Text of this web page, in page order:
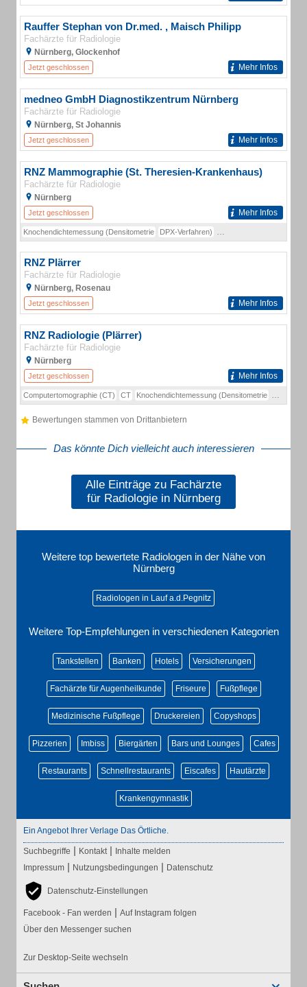
Rauffer Stephan von Dr.med. , Maisch Philipp
Fachärzte für Radiologie
Nürnberg, Glockenhof
Jetzt geschlossen Mehr Infos
medneo GmbH Diagnostikzentrum Nürnberg
Fachärzte für Radiologie
Nürnberg, St Johannis
Jetzt geschlossen Mehr Infos
RNZ Mammographie (St. Theresien-Krankenhaus)
Fachärzte für Radiologie
Nürnberg
Jetzt geschlossen Mehr Infos
Knochendichtemessung (Densitometrie DPX-Verfahren)
RNZ Plärrer
Fachärzte für Radiologie
Nürnberg, Rosenau
Jetzt geschlossen Mehr Infos
RNZ Radiologie (Plärrer)
Fachärzte für Radiologie
Nürnberg
Jetzt geschlossen Mehr Infos
Computertomographie (CT) CT Knochendichtemessung (Densitometrie
Bewertungen stammen von Drittanbietern
Das könnte Dich vielleicht auch interessieren
Alle Einträge zu Fachärzte
für Radiologie in Nürnberg
Weitere top bewertete Radiologen in der Nähe von
Nürnberg
Radiologen in Lauf a.d.Pegnitz
Weitere Top-Empfehlungen in verschiedenen Kategorien
Tankstellen Banken Hotels Versicherungen
Fachärzte für Augenheilkunde Friseure Fußpflege
Medizinische Fußpflege Druckereien Copyshops
Pizzerien Imbiss Biergärten Bars und Lounges Cafes
Restaurants Schnellrestaurants Eiscafes Hautärzte
Krankengymnastik
Ein Angebot Ihrer Verlage Das Örtliche.
Suchbegriffe | Kontakt | Inhalte melden
Impressum | Nutzungsbedingungen | Datenschutz
Datenschutz-Einstellungen
Facebook - Fan werden | Auf Instagram folgen
Über den Messenger suchen
Zur Desktop-Seite wechseln